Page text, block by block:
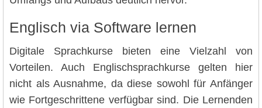
Englisch via Software lernen
Digitale Sprachkurse bieten eine Vielzahl von
Vorteilen. Auch Englischsprachkurse gelten hier
nicht als Ausnahme, da diese sowohl für Anfänger
wie Fortgeschrittene verfügbar sind. Die Lernenden